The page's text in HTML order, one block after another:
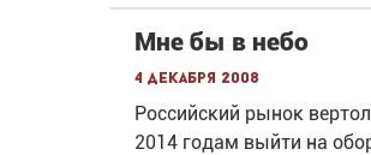
Мне бы в небо
4 декабря 2008
Российский рынок
2014 годам выйти на